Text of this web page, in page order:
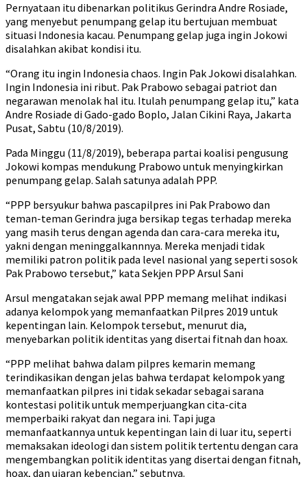
Pernyataan itu dibenarkan politikus Gerindra Andre Rosiade,
yang menyebut penumpang gelap itu bertujuan membuat
situasi Indonesia kacau. Penumpang gelap juga ingin Jokowi
disalahkan akibat kondisi itu.
“Orang itu ingin Indonesia chaos. Ingin Pak Jokowi disalahkan.
Ingin Indonesia ini ribut. Pak Prabowo sebagai patriot dan
negarawan menolak hal itu. Itulah penumpang gelap itu,” kata
Andre Rosiade di Gado-gado Boplo, Jalan Cikini Raya, Jakarta
Pusat, Sabtu (10/8/2019).
Pada Minggu (11/8/2019), beberapa partai koalisi pengusung
Jokowi kompas mendukung Prabowo untuk menyingkirkan
penumpang gelap. Salah satunya adalah PPP.
“PPP bersyukur bahwa pascapilpres ini Pak Prabowo dan
teman-teman Gerindra juga bersikap tegas terhadap mereka
yang masih terus dengan agenda dan cara-cara mereka itu,
yakni dengan meninggalkannnya. Mereka menjadi tidak
memiliki patron politik pada level nasional yang seperti sosok
Pak Prabowo tersebut,” kata Sekjen PPP Arsul Sani
Arsul mengatakan sejak awal PPP memang melihat indikasi
adanya kelompok yang memanfaatkan Pilpres 2019 untuk
kepentingan lain. Kelompok tersebut, menurut dia,
menyebarkan politik identitas yang disertai fitnah dan hoax.
“PPP melihat bahwa dalam pilpres kemarin memang
terindikasikan dengan jelas bahwa terdapat kelompok yang
memanfaatkan pilpres ini tidak sekadar sebagai sarana
kontestasi politik untuk memperjuangkan cita-cita
memperbaiki rakyat dan negara ini. Tapi juga
memanfaatkannya untuk kepentingan lain di luar itu, seperti
memaksakan ideologi dan sistem politik tertentu dengan cara
mengembangkan politik identitas yang disertai dengan fitnah,
hoax, dan ujaran kebencian,” sebutnya.